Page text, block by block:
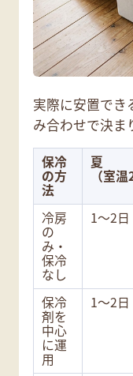
実際に安置でき
み合わせで決ま
保冷
の方
法
夏
（室
冷房
の
み・
保冷
なし
1〜2日
保冷
剤を
中心
に運
用
1〜2日